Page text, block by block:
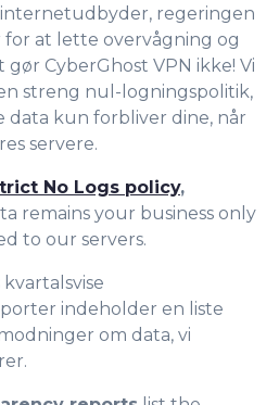
regeringen
at lette overvågning og
CyberGhost VPN ikke! Vi
streng nul-logningspolitik,
data kun forbliver dine, når
servere.
No Logs policy,
remains your business only
to our servers.
indeholder en liste
om data, vi